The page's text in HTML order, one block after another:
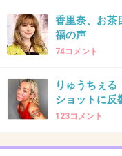
>>34
はい
出典：up.gc-img.net
香里奈、お
福の声
74コメント
りゅうちぇる
ショットに反
123コメント